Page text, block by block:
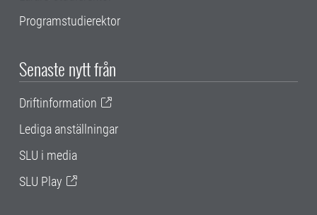
Programstudierektor
Senaste nytt från
Driftinformation
Lediga anställningar
SLU i media
SLU Play